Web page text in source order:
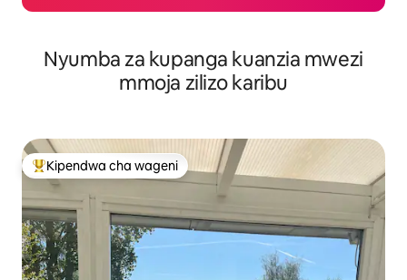
Nyumba za kupanga kuanzia mwezi
mmoja zilizo karibu
Kipendwa maarufu cha wageni
Kipendwa cha wageni